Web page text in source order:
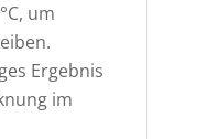
um
Ergebnis
im